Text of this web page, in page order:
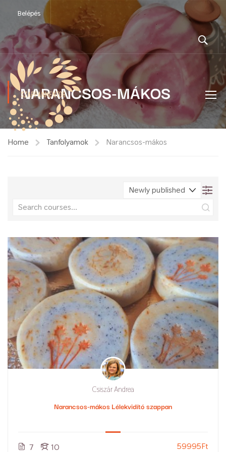
Belépés
NARANCSOS-MÁKOS
Home Tanfolyamok Narancsos-mákos
Csiszár Andrea
Narancsos-mákos Lélekvidító szappan
7 10 59995Ft